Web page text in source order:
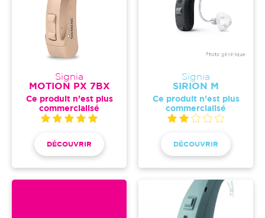
Signia
MOTION PX 7BX
Ce produit n’est plus
commercialisé
DÉCOUVRIR
Signia
SIRION M
Ce produit n’est plus
commercialisé
DÉCOUVRIR